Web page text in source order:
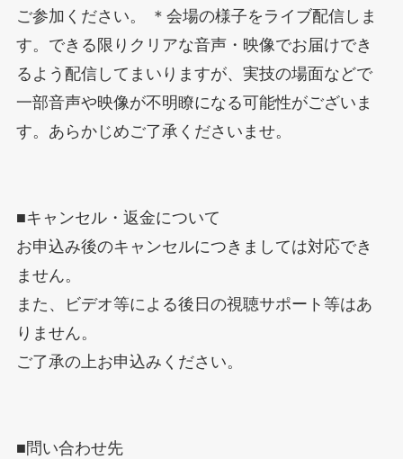
ご参加ください。 ＊会場の様子をライブ配信しま
す。できる限りクリアな音声・映像でお届けでき
るよう配信してまいりますが、実技の場面などで
一部音声や映像が不明瞭になる可能性がございま
す。あらかじめご了承くださいませ。
■キャンセル・返金について
お申込み後のキャンセルにつきましては対応でき
ません。
また、ビデオ等による後日の視聴サポート等はあ
りません。
ご了承の上お申込みください。
■問い合わせ先